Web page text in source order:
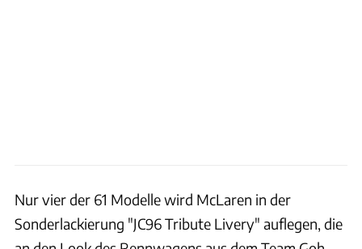
Nur vier der 61 Modelle wird McLaren in der
Sonderlackierung "JC96 Tribute Livery" auflegen, die